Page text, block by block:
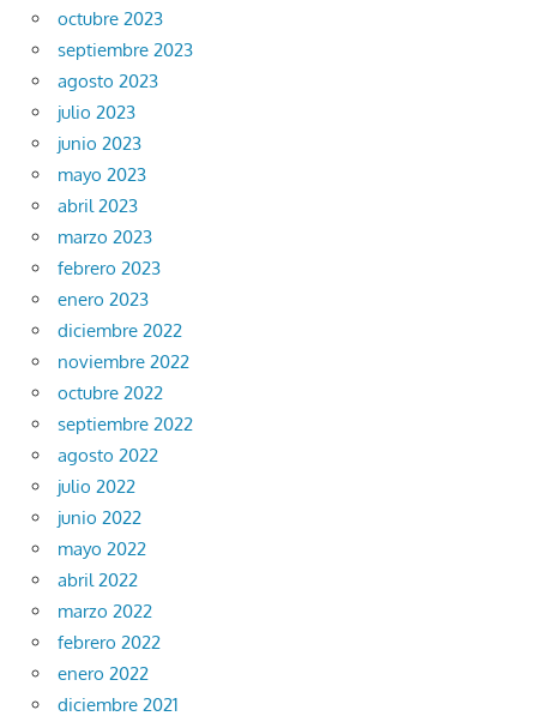
octubre 2023
septiembre 2023
agosto 2023
julio 2023
junio 2023
mayo 2023
abril 2023
marzo 2023
febrero 2023
enero 2023
diciembre 2022
noviembre 2022
octubre 2022
septiembre 2022
agosto 2022
julio 2022
junio 2022
mayo 2022
abril 2022
marzo 2022
febrero 2022
enero 2022
diciembre 2021